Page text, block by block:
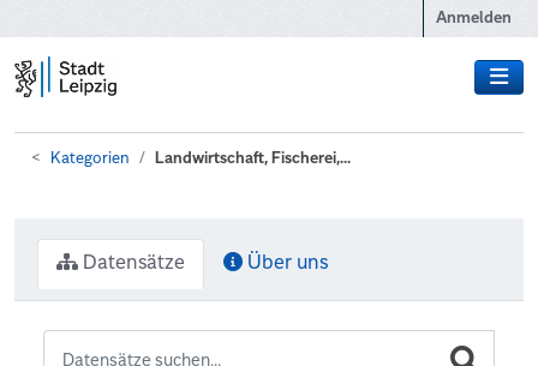
Anmelden
Kategorien Landwirtschaft, Fischerei,...
Datensätze Über uns